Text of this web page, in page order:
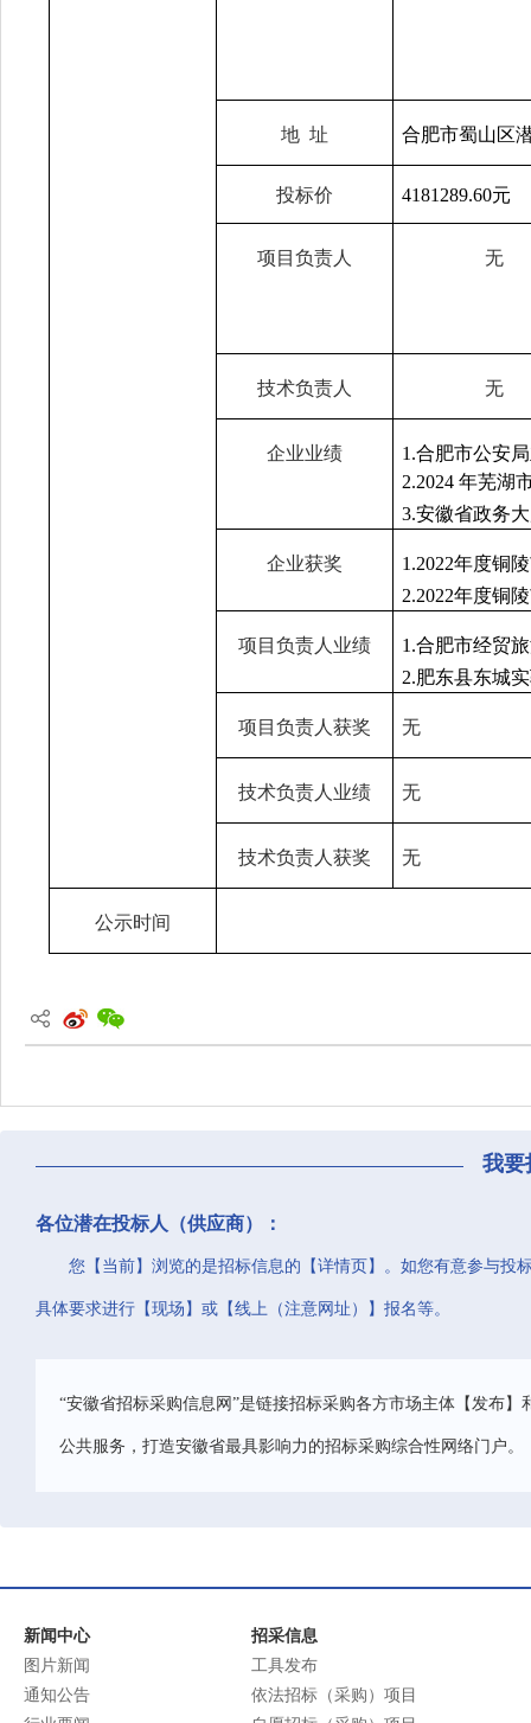
地 址 合肥市蜀山区
投标价 4181289.60元
项目 负责人 无
技术负责人 无
企业业绩
1.合肥市公安
2.2024 年芜湖
3.安徽省政务
企业获奖 1 .2022年度铜
2.2022年度铜
项目负责人业绩
1.合肥市经贸
2.肥东县东城
项目负责人获奖 无
技术负责人业绩 无
技术负责人获奖 无
公示时间
我要
各位潜在投标人（供应商）：
您【当前】浏览的是招标信息的【详情页】。如您有意参与投
具体要求进行【现场】或【线上（注意网址）】报名等。
“安徽省招标采购信息网”是链接招标采购各方市场主体【发布
公共服务，打造安徽省最具影响力的招标采购综合性网络门户。
新闻中心
图片新闻
通知公告
招采信息
工具发布
依法招标（采购）项目